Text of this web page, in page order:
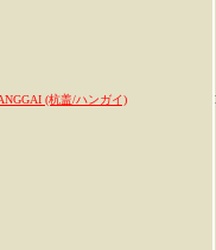
(杭盖/ハンガイ)